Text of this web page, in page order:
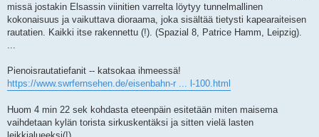
missä jostakin Elsassin viinitien varrelta löytyy tunnelmallinen
kokonaisuus ja vaikuttava dioraama, joka sisältää tietysti kapearaiteisen
rautatien. Kaikki itse rakennettu (!). (Spazial 8, Patrice Hamm, Leipzig).
Pienoisrautatiefanit -- katsokaa ihmeessä!
https://www.swrfernsehen.de/eisenbahn-r ... l-100.html
Huom 4 min 22 sek kohdasta eteenpäin esitetään miten maisema
vaihdetaan kylän torista sirkuskentäksi ja sitten vielä lasten